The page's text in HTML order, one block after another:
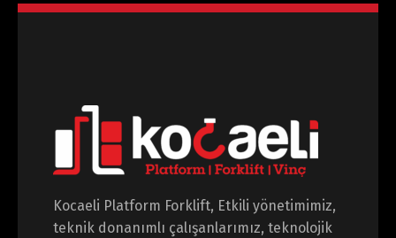
Kocaeli Platform Forklift, Etkili yönetimimiz,
teknik donanımlı çalışanlarımız, teknolojik